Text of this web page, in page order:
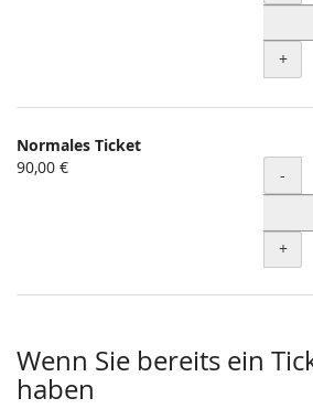
+
Normales Ticket
90,00 €
-
+
Wenn Sie bereits ein
haben